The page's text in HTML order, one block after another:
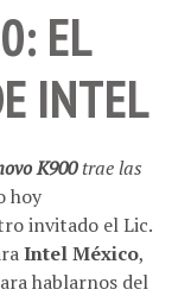
EL
INTEL
K900trae las
hoy
invitado el Lic.
Intel México,
hablarnos del